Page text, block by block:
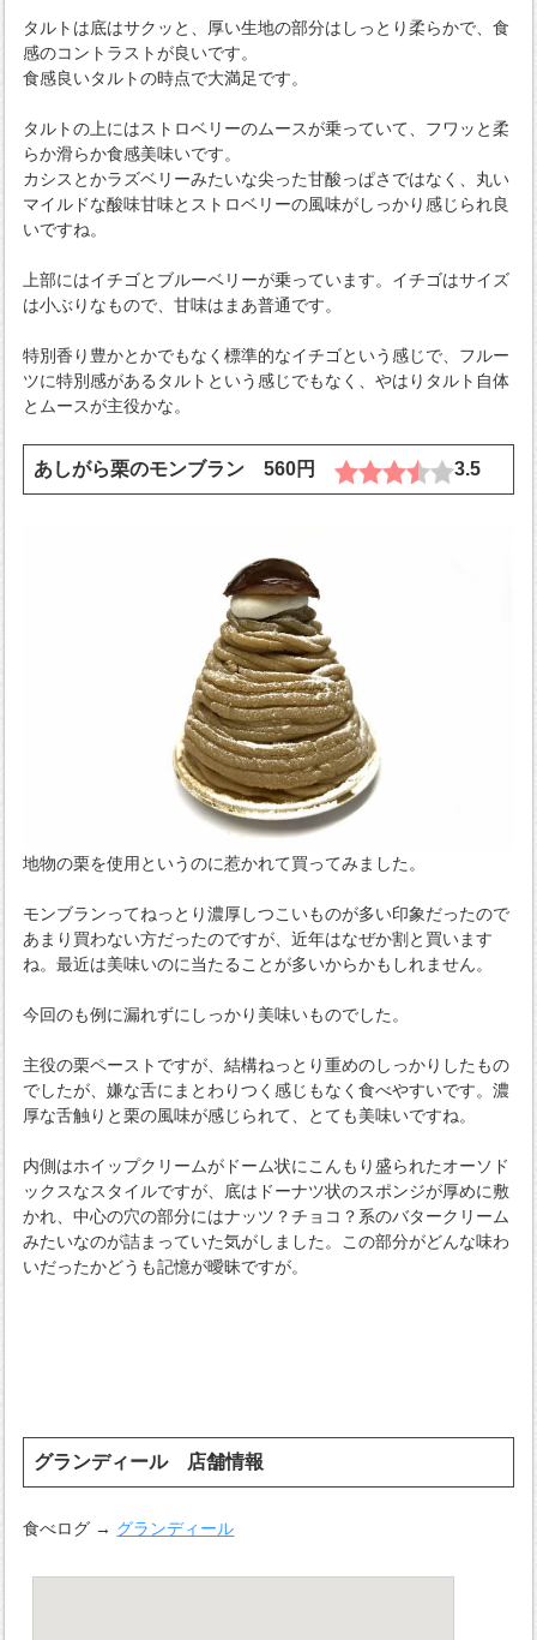
タルトは底はサクッと、厚い生地の部分はしっとり柔らかで、食
感のコントラストが良いです。
食感良いタルトの時点で大満足です。
タルトの上にはストロベリーのムースが乗っていて、フワッと柔
らか滑らか食感美味いです。
カシスとかラズベリーみたいな尖った甘酸っぱさではなく、丸い
マイルドな酸味甘味とストロベリーの風味がしっかり感じられ良
いですね。
上部にはイチゴとブルーベリーが乗っています。イチゴはサイズ
は小ぶりなもので、甘味はまあ普通です。
特別香り豊かとかでもなく標準的なイチゴという感じで、フルー
ツに特別感があるタルトという感じでもなく、やはりタルト自体
とムースが主役かな。
あしがら栗のモンブラン 560円 3.5
地物の栗を使用というのに惹かれて買ってみました。
モンブランってねっとり濃厚しつこいものが多い印象だったので
あまり買わない方だったのですが、近年はなぜか割と買います
ね。最近は美味いのに当たることが多いからかもしれません。
今回のも例に漏れずにしっかり美味いものでした。
主役の栗ペーストですが、結構ねっとり重めのしっかりしたもの
でしたが、嫌な舌にまとわりつく感じもなく食べやすいです。濃
厚な舌触りと栗の風味が感じられて、とても美味いですね。
内側はホイップクリームがドーム状にこんもり盛られたオーソド
ックスなスタイルですが、底はドーナツ状のスポンジが厚めに敷
かれ、中心の穴の部分にはナッツ？チョコ？系のバタークリーム
みたいなのが詰まっていた気がしました。この部分がどんな味わ
いだったかどうも記憶が曖昧ですが。
グランディール 店舗情報
食べログ → グランディール